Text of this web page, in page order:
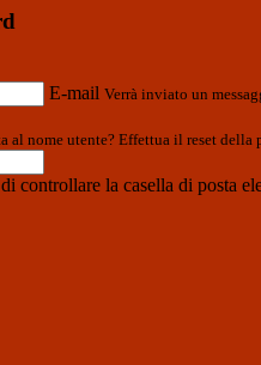
E-mail Verrà inviato un
al nome utente? Effettua il reset della
controllare la casella di posta